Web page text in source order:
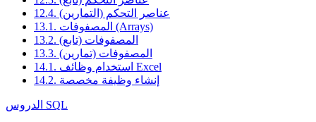
12.4. عناصر التحكم (التمارين)
13.1. المصفوفات (Arrays)
13.2. المصفوفات (تابع)
13.3. المصفوفات (تمارين)
14.1. استخدام وظائف Excel
14.2. إنشاء وظيفة مخصصة
الدروس SQL